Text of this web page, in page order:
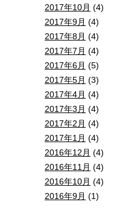
2017年10月 (4)
2017年9月 (4)
2017年8月 (4)
2017年7月 (4)
2017年6月 (5)
2017年5月 (3)
2017年4月 (4)
2017年3月 (4)
2017年2月 (4)
2017年1月 (4)
2016年12月 (4)
2016年11月 (4)
2016年10月 (4)
2016年9月 (1)